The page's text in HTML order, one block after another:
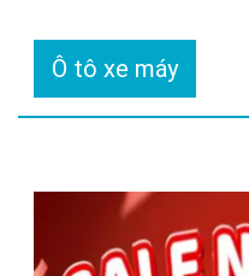
Ô tô xe máy